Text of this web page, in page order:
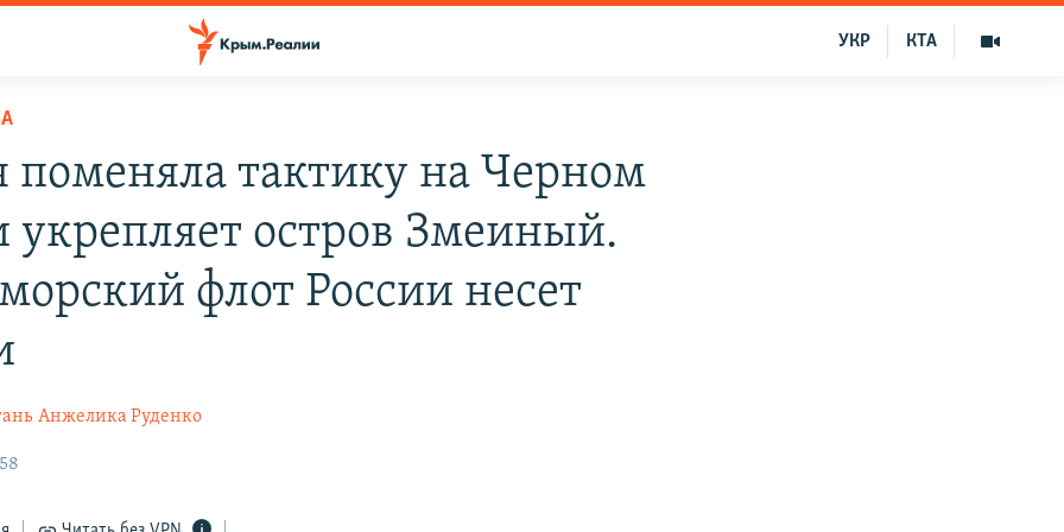
КТА
УКР
поменяла тактику на Черном
укрепляет остров Змеиный.
флот России несет
Анжелика Руденко